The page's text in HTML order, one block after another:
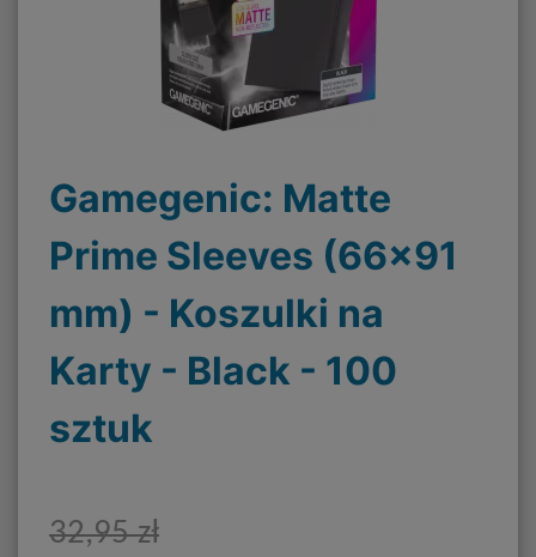
Gamegenic: Matte
Prime Sleeves (66x91
mm) - Koszulki na
Karty - Black - 100
sztuk
32,95 zł